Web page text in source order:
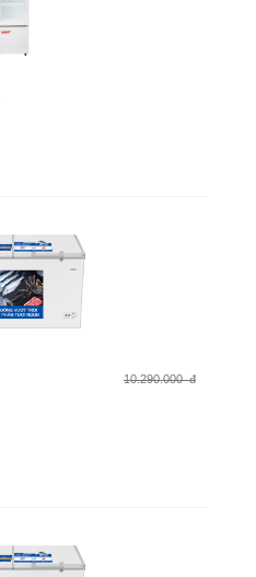
10.290.000 đ